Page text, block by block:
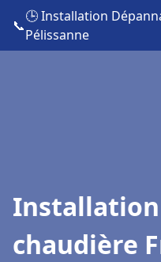
📞
🕒 Installation
Pélissanne
Installation
chaudière